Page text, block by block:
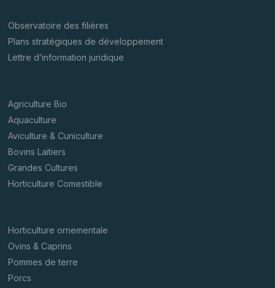
Observatoire des filières
Plans stratégiques de développement
Lettre d’information juridique
Agriculture Bio
Aquaculture
Aviculture & Cuniculture
Bovins Laitiers
Grandes Cultures
Horticulture Comestible
Horticulture ornementale
Ovins & Caprins
Pommes de terre
Porcs